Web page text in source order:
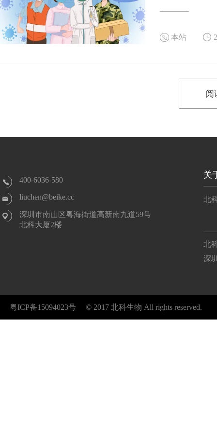
本站
阅
400-6036-580
liuchen@beike.cc
深圳市南山区粤海街道高新南九道59号
北科大厦2楼
关
北
北
深
粤ICP备15094023号​​​​ © 2017 北科生物 All rights reserved.​​​​